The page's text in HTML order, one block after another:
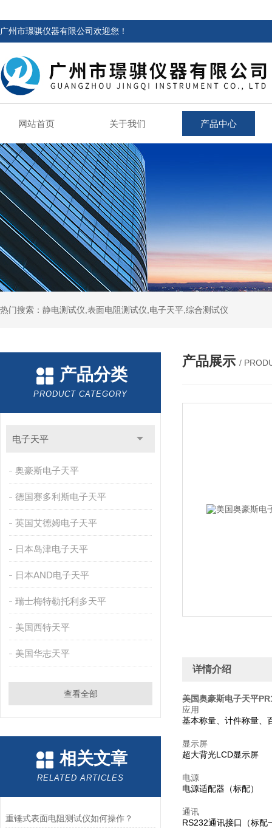
广州市璟骐仪器有限公司欢迎您！
网站首页 关于我们 产品中心
热门搜索：静电测试仪,表面电阻测试仪,电子天平,综合测试仪
产品分类
PRODUCT CATEGORY
电子天平
奥豪斯电子天平
德国赛多利斯电子天平
英国艾德姆电子天平
日本岛津电子天平
日本AND电子天平
瑞士梅特勒托利多天平
美国西特天平
美国华志天平
查看全部
相关文章
RELATED ARTICLES
重锤式表面电阻测试仪如何操作？
产品展示 /
详情介绍
美国奥豪斯电子天平
应用
基本称量、计件称量、
显示屏
超大背光LCD显示屏
电源
电源适配器（标配）
通讯
RS232通讯接口（标配